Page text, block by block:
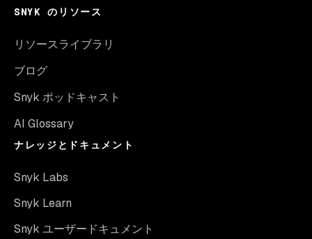
SNYK のリソース
リソースライブラリ
ブログ
Snyk ポッドキャスト
AI Glossary
ナレッジとドキュメント
Snyk Labs
Snyk Learn
Snyk ユーザードキュメント